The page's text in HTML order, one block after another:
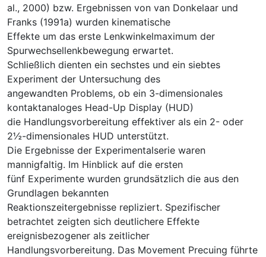
al., 2000) bzw. Ergebnissen von van Donkelaar und
Franks (1991a) wurden kinematische
Effekte um das erste Lenkwinkelmaximum der
Spurwechsellenkbewegung erwartet.
Schließlich dienten ein sechstes und ein siebtes
Experiment der Untersuchung des
angewandten Problems, ob ein 3-dimensionales
kontaktanaloges Head-Up Display (HUD)
die Handlungsvorbereitung effektiver als ein 2- oder
2½-dimensionales HUD unterstützt.
Die Ergebnisse der Experimentalserie waren
mannigfaltig. Im Hinblick auf die ersten
fünf Experimente wurden grundsätzlich die aus den
Grundlagen bekannten
Reaktionszeitergebnisse repliziert. Spezifischer
betrachtet zeigten sich deutlichere Effekte
ereignisbezogener als zeitlicher
Handlungsvorbereitung. Das Movement Precuing führte